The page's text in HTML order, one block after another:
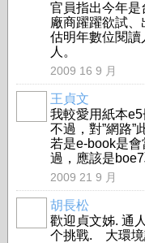
官員指出今年是
廠商躍躍欲試
估明年數位閱
人。
2009 16 9 月
王貞文
我較愛用紙本e5
不過，對”網路”
若是e-book是
過，應該是boe7
2009 21 9 月
胡長松
歡迎貞文姊. 通
个挑戰. 大環境